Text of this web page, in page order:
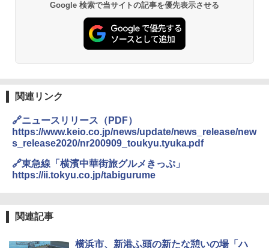
熊撃退スプレー 熊よけスプレー 熊スプレー
【日本企業販売】超強力クマ対策スプレー 30
0ml（連続噴射30秒）110ml（連続噴射15
秒）射程5～10m 安全ロック搭載 携帯収納袋
付き ヒグマ・イノシシ対策 自治体・教育機
GRANDOOR ステンレス保冷剤 2個セット 2
026リニューアル 急速冷凍 空間倍増 衛生的
コンパクト 保冷力長持ち
￥2,980
ンパクト多機能設計 持ち運び便利 アウトド
Google 検索で当サイトの記事を優先表示させる
関連リンク
🔗ニュースリリース（PDF）
https://www.keio.co.jp/news/update/news_release/new
s_release2020/nr200909_toukyu.tyuka.pdf
🔗東急線「横濱中華街旅グルメきっぷ」
https://ii.tokyu.co.jp/tabigurume
関連記事
横浜市、新港ふ頭の新たな憩いの場「ハ